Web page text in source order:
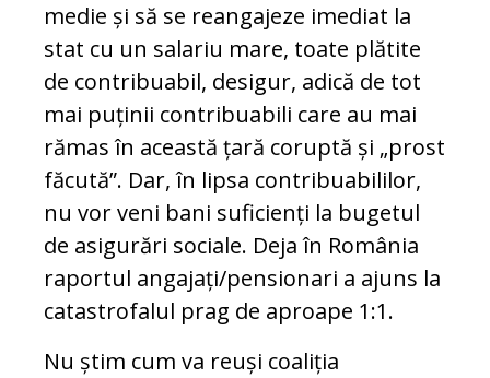
medie și să se reangajeze imediat la
stat cu un salariu mare, toate plătite
de contribuabil, desigur, adică de tot
mai puținii contribuabili care au mai
rămas în această țară coruptă și „prost
făcută”. Dar, în lipsa contribuabililor,
nu vor veni bani suficienți la bugetul
de asigurări sociale. Deja în România
raportul angajați/pensionari a ajuns la
catastrofalul prag de aproape 1:1.
Nu știm cum va reuși coaliția